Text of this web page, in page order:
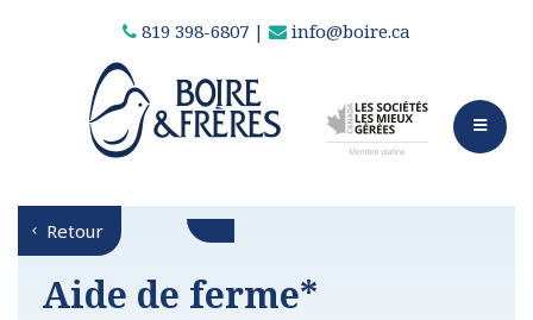
819 398-6807 | info@boire.ca
Retour
Aide de ferme*